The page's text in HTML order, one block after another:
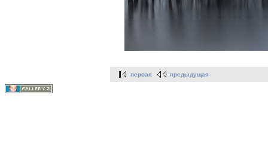
первая предыдущая